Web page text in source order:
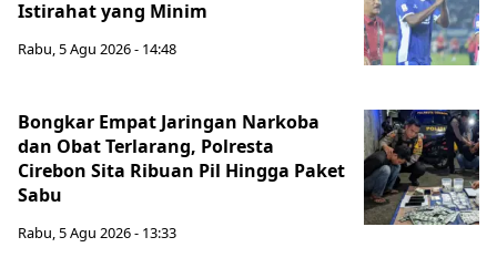
Istirahat yang Minim
Rabu, 5 Agu 2026 - 14:48
Bongkar Empat Jaringan Narkoba
dan Obat Terlarang, Polresta
Cirebon Sita Ribuan Pil Hingga Paket
Sabu
Rabu, 5 Agu 2026 - 13:33